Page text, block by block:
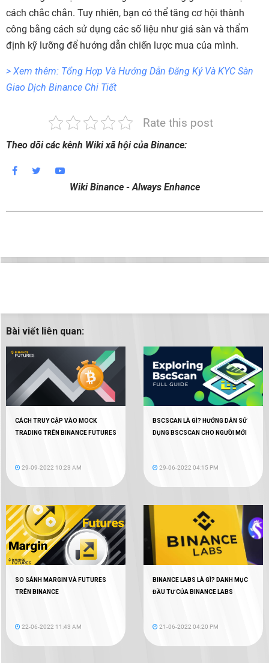
cách chắc chắn. Tuy nhiên, bạn có thể tăng cơ hội thành
công bằng cách sử dụng các số liệu như giá sàn và thẩm
định kỹ lưỡng để hướng dẫn chiến lược mua của mình.
> Xem thêm: Tổng Hợp Và Hướng Dẫn Đăng Ký Và KYC Sàn
Giao Dịch Binance Chi Tiết
Rate this post
Theo dõi các kênh Wiki xã hội của Binance:
Wiki Binance - Always Enhance
Bài viết liên quan:
CÁCH TRUY CẬP VÀO MOCK
TRADING TRÊN BINANCE FUTURES
29-09-2022 10:23 AM
BSCSCAN LÀ GÌ? HƯỚNG DẪN SỬ
DỤNG BSCSCAN CHO NGƯỜI MỚI
29-06-2022 04:15 PM
SO SÁNH MARGIN VÀ FUTURES
TRÊN BINANCE
22-06-2022 11:43 AM
BINANCE LABS LÀ GÌ? DANH MỤC
ĐẦU TƯ CỦA BINANCE LABS
21-06-2022 04:20 PM